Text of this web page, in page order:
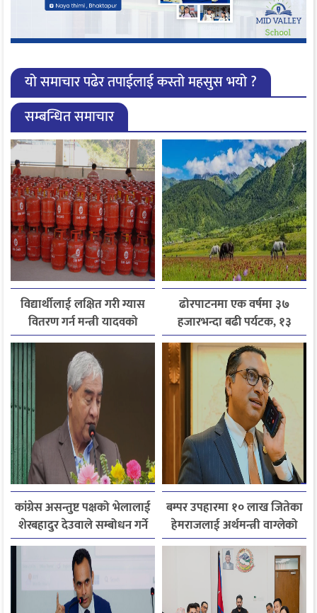
यो समाचार पढेर तपाईलाई कस्तो महसुस भयो ?
सम्बन्धित समाचार
विद्यार्थीलाई लक्षित गरी ग्यास
वितरण गर्न मन्त्री यादवको
निर्देशन
ढोरपाटनमा एक वर्षमा ३७
हजारभन्दा बढी पर्यटक, १३
हजारले बढ्यो आगमन
कांग्रेस असन्तुष्ट पक्षको भेलालाई
शेरबहादुर देउवाले सम्बोधन गर्ने
बम्पर उपहारमा १० लाख जितेका
हेमराजलाई अर्थमन्त्री वाग्लेको
फोन, रुपन्देहीकी सपनाले
जितिन् एक लाख